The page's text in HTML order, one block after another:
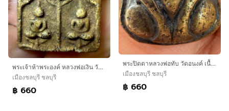
พระเจ้าห้าพระองค์ หลวงพ่อเงิน วัดบางคลาน เนื้อสมเด็จเนื้อพระองค์ครู เอาใว้เทียบดูพระสมเด็จวัดระฆัง อายุพระไกล้เคียงกัน
เมืองชลบุรี ชลบุรี
฿ 660
พระปิดตาหลวงพ่อทับ วัดอนงค์ เนื้อเก่าๆ พระเก่าๆเหมาๆบ้านๆ พระคนแก่เก่าๆเก็บทิ้งใว้ก่อนจากไป ให้ยายดูเเล 081-3330446 L.tonyabu
เมืองชลบุรี ชลบุรี
฿ 660